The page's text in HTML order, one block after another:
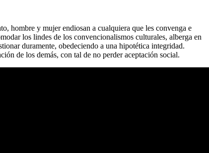
hombre y mujer endiosan a cualquiera que les convenga e
los lindes de los convencionalismos culturales, alberga en
duramente, obedeciendo a una hipotética integridad.
de los demás, con tal de no perder aceptación social.